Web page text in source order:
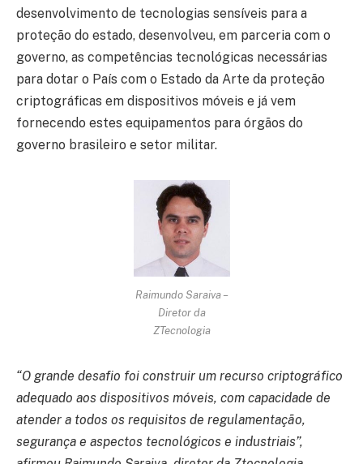
desenvolvimento de tecnologias sensíveis para a
proteção do estado, desenvolveu, em parceria com o
governo, as competências tecnológicas necessárias
para dotar o País com o Estado da Arte da proteção
criptográficas em dispositivos móveis e já vem
fornecendo estes equipamentos para órgãos do
governo brasileiro e setor militar.
Raimundo Saraiva –
Diretor da
ZTecnologia
“O grande desafio foi construir um recurso criptográfico
adequado aos dispositivos móveis, com capacidade de
atender a todos os requisitos de regulamentação,
segurança e aspectos tecnológicos e industriais”,